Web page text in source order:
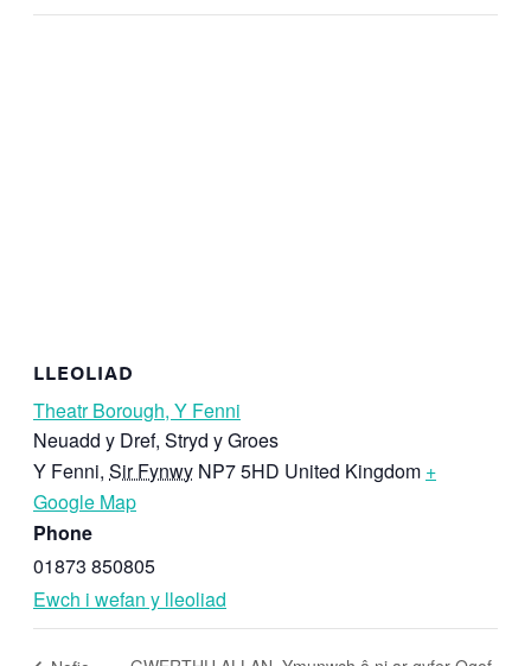
LLEOLIAD
Theatr Borough, Y Fenni
Neuadd y Dref, Stryd y Groes
Y Fenni, Sir Fynwy NP7 5HD United Kingdom +
Google Map
Phone
01873 850805
Ewch i wefan y lleoliad